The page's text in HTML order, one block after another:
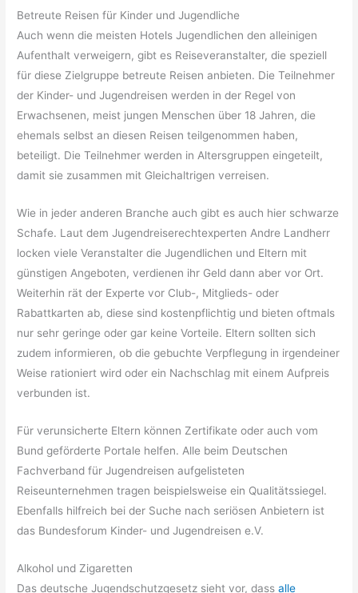
Betreute Reisen für Kinder und Jugendliche
Auch wenn die meisten Hotels Jugendlichen den alleinigen
Aufenthalt verweigern, gibt es Reiseveranstalter, die speziell
für diese Zielgruppe betreute Reisen anbieten. Die Teilnehmer
der Kinder- und Jugendreisen werden in der Regel von
Erwachsenen, meist jungen Menschen über 18 Jahren, die
ehemals selbst an diesen Reisen teilgenommen haben,
beteiligt. Die Teilnehmer werden in Altersgruppen eingeteilt,
damit sie zusammen mit Gleichaltrigen verreisen.
Wie in jeder anderen Branche auch gibt es auch hier schwarze
Schafe. Laut dem Jugendreiserechtexperten Andre Landherr
locken viele Veranstalter die Jugendlichen und Eltern mit
günstigen Angeboten, verdienen ihr Geld dann aber vor Ort.
Weiterhin rät der Experte vor Club-, Mitglieds- oder
Rabattkarten ab, diese sind kostenpflichtig und bieten oftmals
nur sehr geringe oder gar keine Vorteile. Eltern sollten sich
zudem informieren, ob die gebuchte Verpflegung in irgendeiner
Weise rationiert wird oder ein Nachschlag mit einem Aufpreis
verbunden ist.
Für verunsicherte Eltern können Zertifikate oder auch vom
Bund geförderte Portale helfen. Alle beim Deutschen
Fachverband für Jugendreisen aufgelisteten
Reiseunternehmen tragen beispielsweise ein Qualitätssiegel.
Ebenfalls hilfreich bei der Suche nach seriösen Anbietern ist
das Bundesforum Kinder- und Jugendreisen e.V.
Alkohol und Zigaretten
Das deutsche Jugendschutzgesetz sieht vor, dassalle